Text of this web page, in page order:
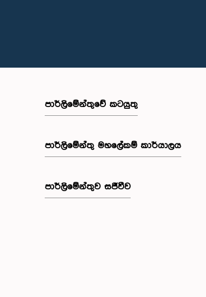
පාර්ලිමේන්තුවේ කටයුතු
පාර්ලිමේන්තු මහලේකම් කාර්යාලය
පාර්ලිමේන්තුව සජීවීව